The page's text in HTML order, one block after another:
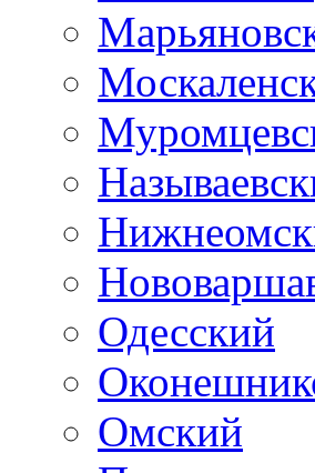
Одесский
Омский